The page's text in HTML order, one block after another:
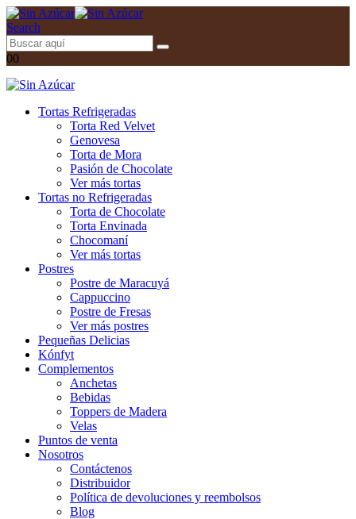
Search
00
Tortas Refrigeradas
Torta Red Velvet
Genovesa
Torta de Mora
Pasión de Chocolate
Ver más tortas
Tortas no Refrigeradas
Torta de Chocolate
Torta Envinada
Chocomaní
Ver más tortas
Postres
Postre de Maracuyá
Cappuccino
Postre de Fresas
Ver más postres
Pequeñas Delicias
Kónfyt
Complementos
Anchetas
Bebidas
Toppers de Madera
Velas
Puntos de venta
Nosotros
Contáctenos
Distribuidor
Política de devoluciones y reembolsos
Blog